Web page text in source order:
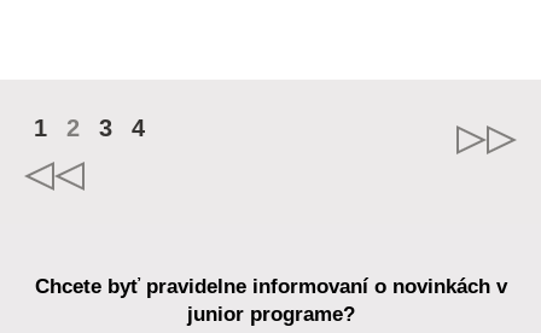
1 2 3 4
Chcete byť pravidelne informovaní o novinkách v
junior programe?